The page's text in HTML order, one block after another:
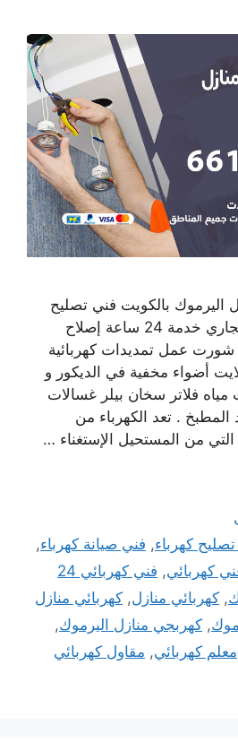
اليرموك بالكويت فني تصليح
صيانة كهرباء منزلي وتجاري خدمة 24 ساعة إصلاح
عمل تمديدات كهربائية
أضواء مخفية في الديكور و
فلاتر سخان بيلر غسالات
. تعد الكهرباء من
من المستحيل الإستغناء …
كهرباء, فني صيانة كهرباء,
كهربائي,
فني كهربائي 24
, كهربائي منازل, كهربائي منازل
, كهربجي منازل اليرموك,
معلم كهربائي, مقاول كهربائي